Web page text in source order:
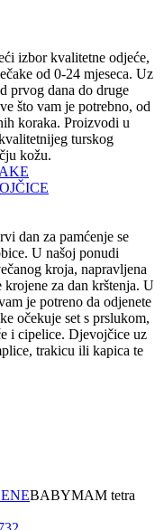
izbor kvalitetne odjeće,
od 0-24 mjeseca. Uz
prvog dana do druge
što vam je potrebno, od
koraka. Proizvodi u
turskog
kožu.
dan za pamćenje se
U našoj ponudi
kroja, napravljena
za dan krštenja. U
je potreno da odjenete
očekuje set s prslukom,
i cipelice. Djevojčice uz
trakicu ili kapica te
BABYMAM tetra